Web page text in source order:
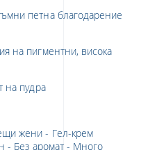
петна благодарение
на пигментни, висока
на пудра
жени - Гел-крем
- Без аромат - Много